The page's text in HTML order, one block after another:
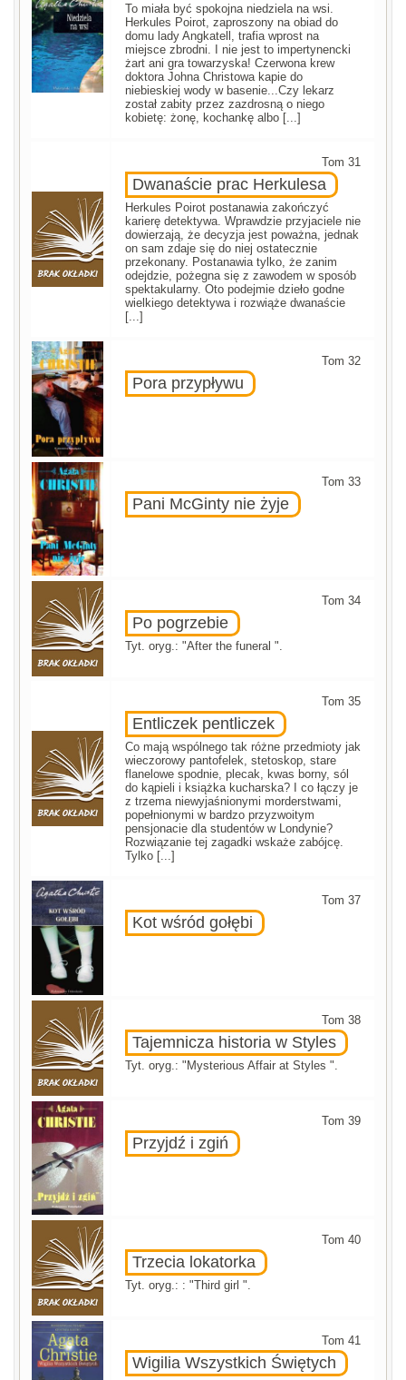
To miała być spokojna niedziela na wsi.
Herkules Poirot, zaproszony na obiad do
domu lady Angkatell, trafia wprost na
miejsce zbrodni. I nie jest to impertynencki
żart ani gra towarzyska! Czerwona krew
doktora Johna Christowa kapie do
niebieskiej wody w basenie...Czy lekarz
został zabity przez zazdrosną o niego
kobietę: żonę, kochankę albo [...]
Tom 31
Dwanaście prac Herkulesa
Herkules Poirot postanawia zakończyć
karierę detektywa. Wprawdzie przyjaciele nie
dowierzają, że decyzja jest poważna, jednak
on sam zdaje się do niej ostatecznie
przekonany. Postanawia tylko, że zanim
odejdzie, pożegna się z zawodem w sposób
spektakularny. Oto podejmie dzieło godne
wielkiego detektywa i rozwiąże dwanaście
[...]
Tom 32
Pora przypływu
Tom 33
Pani McGinty nie żyje
Tom 34
Po pogrzebie
Tyt. oryg.: "After the funeral ".
Tom 35
Entliczek pentliczek
Co mają wspólnego tak różne przedmioty jak
wieczorowy pantofelek, stetoskop, stare
flanelowe spodnie, plecak, kwas borny, sól
do kąpieli i książka kucharska? I co łączy je
z trzema niewyjaśnionymi morderstwami,
popełnionymi w bardzo przyzwoitym
pensjonacie dla studentów w Londynie?
Rozwiązanie tej zagadki wskaże zabójcę.
Tylko [...]
Tom 37
Kot wśród gołębi
Tom 38
Tajemnicza historia w Styles
Tyt. oryg.: "Mysterious Affair at Styles ".
Tom 39
Przyjdź i zgiń
Tom 40
Trzecia lokatorka
Tyt. oryg.: : "Third girl ".
Tom 41
Wigilia Wszystkich Świętych